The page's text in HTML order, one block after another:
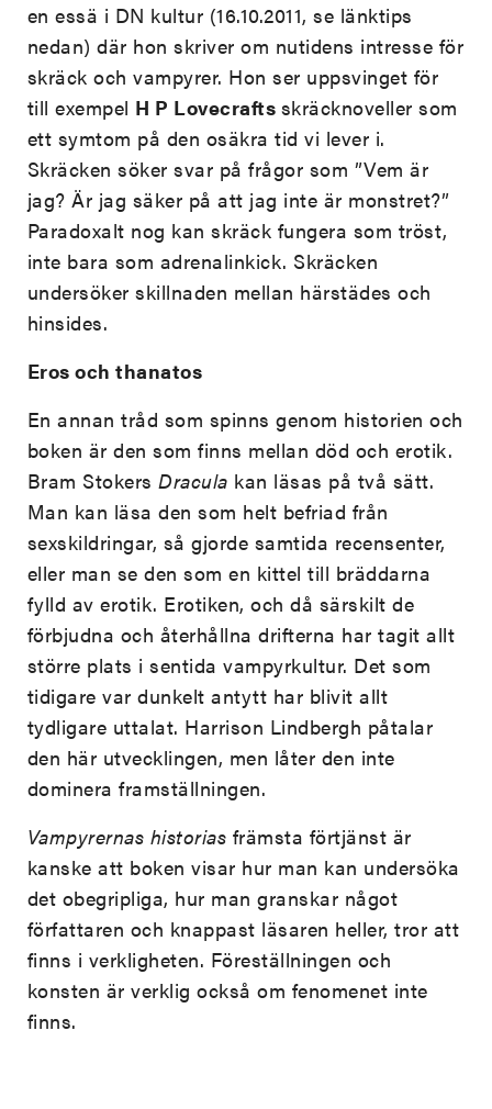
en essä i DN kultur (16.10.2011, se länktips
nedan) där hon skriver om nutidens intresse för
skräck och vampyrer. Hon ser uppsvinget för
till exempel H P Lovecrafts skräcknoveller som
ett symtom på den osäkra tid vi lever i.
Skräcken söker svar på frågor som ”Vem är
jag? Är jag säker på att jag inte är monstret?”
Paradoxalt nog kan skräck fungera som tröst,
inte bara som adrenalinkick. Skräcken
undersöker skillnaden mellan härstädes och
hinsides.
Eros och thanatos
En annan tråd som spinns genom historien och
boken är den som finns mellan död och erotik.
Bram StokersDracula kan läsas på två sätt.
Man kan läsa den som helt befriad från
sexskildringar, så gjorde samtida recensenter,
eller man se den som en kittel till bräddarna
fylld av erotik. Erotiken, och då särskilt de
förbjudna och återhållna drifterna har tagit allt
större plats i sentida vampyrkultur. Det som
tidigare var dunkelt antytt har blivit allt
tydligare uttalat. Harrison Lindbergh påtalar
den här utvecklingen, men låter den inte
dominera framställningen.
Vampyrernas historias främsta förtjänst är
kanske att boken visar hur man kan undersöka
det obegripliga, hur man granskar något
författaren och knappast läsaren heller, tror att
finns i verkligheten. Föreställningen och
konsten är verklig också om fenomenet inte
finns.